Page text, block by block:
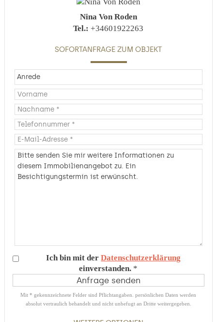
Nina Von Roden
Tel.: +34601922263
SOFORTANFRAGE ZUM OBJEKT
Ich bin mit derDatenschutzerklärung
einverstanden. *
Mit * gekennzeichnete Felder sind Pflichtangaben. persönlichen Daten werden
absolut vertraulich behandelt und nicht unbefugt an Dritte weitergegeben.